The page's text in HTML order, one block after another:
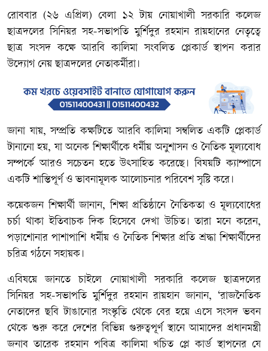
রোববার (২৬ এপ্রিল) বেলা ১২ টায় নোয়াখালী সরকারি কলেজ
ছাত্রদলের সিনিয়র সহ-সভাপতি মুর্শিদুর রহমান রায়হানের নেতৃত্বে
ছাত্র সংসদ কক্ষে আরবি কালিমা সংবলিত প্লেকার্ড স্থাপন করার
উদ্যোগ নেয় ছাত্রদলের নেতাকর্মীরা।
জানা যায়, সম্প্রতি কক্ষটিতে আরবি কালিমা সম্বলিত একটি প্লেকার্ড
টানানো হয়, যা অনেক শিক্ষার্থীকে ধর্মীয় অনুশাসন ও নৈতিক মূল্যবোধ
সম্পর্কে আরও সচেতন হতে উৎসাহিত করেছে। বিষয়টি ক্যাম্পাসে
একটি শান্তিপূর্ণ ও ভাবনামূলক আলোচনার পরিবেশ সৃষ্টি করে।
কয়েকজন শিক্ষার্থী জানান, শিক্ষা প্রতিষ্ঠানে নৈতিকতা ও মূল্যবোধের
চর্চা থাকা ইতিবাচক দিক হিসেবে দেখা উচিত। তারা মনে করেন,
পড়াশোনার পাশাপাশি ধর্মীয় ও নৈতিক শিক্ষার প্রতি শ্রদ্ধা শিক্ষার্থীদের
চরিত্র গঠনে সহায়ক।
এবিষয়ে জানতে চাইলে নোয়াখালী সরকারি কলেজ ছাত্রদলের
সিনিয়র সহ-সভাপতি মুর্শিদুর রহমান রায়হান জানান, ‘রাজনৈতিক
নেতাদের ছবি টাঙানোর সংস্কৃতি থেকে বের হয়ে এসে সংসদ ভবন
থেকে শুরু করে দেশের বিভিন্ন গুরুত্বপূর্ণ স্থানে আমাদের প্রধানমন্ত্রী
জনাব তারেক রহমান পবিত্র কালিমা খচিত প্লে কার্ড স্থাপনের যে